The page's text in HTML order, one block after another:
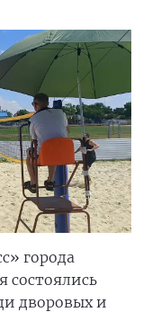
города
состоялись
дворовых и